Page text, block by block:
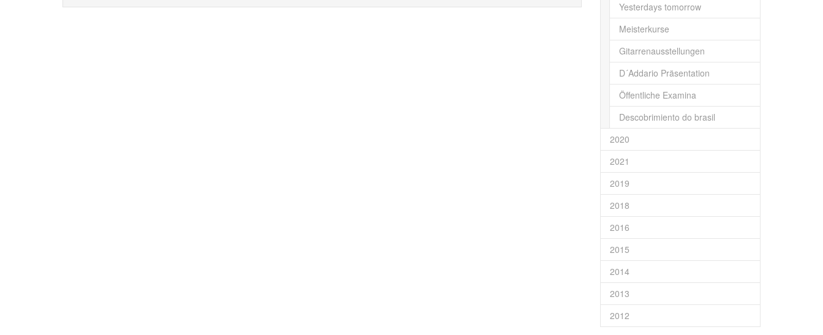
Yesterdays tomorrow
Meisterkurse
Gitarrenausstellungen
D´Addario Präsentation
Öffentliche Examina
Descobrimiento do brasil
2020
2021
2019
2018
2016
2015
2014
2013
2012